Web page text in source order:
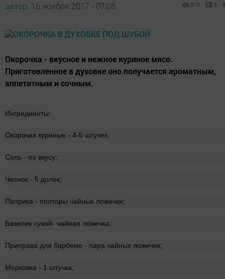
автор, 16 ноября 2017 - 07:08 910 0
Окорочка - вкусное и нежное куриное мясо.
Приготовленное в духовке оно получается ароматным,
аппетитным и сочным.
Ингредиенты:
Окорочка куриные - 4-5 штучек;
Соль - по вкусу;
Чеснок - 5 долек;
Паприка - полторы чайных ложечки;
Базилик сухой- чайная ложечка;
Приправа для барбекю - пара чайных ложечек;
Морковка - 1 штучка;